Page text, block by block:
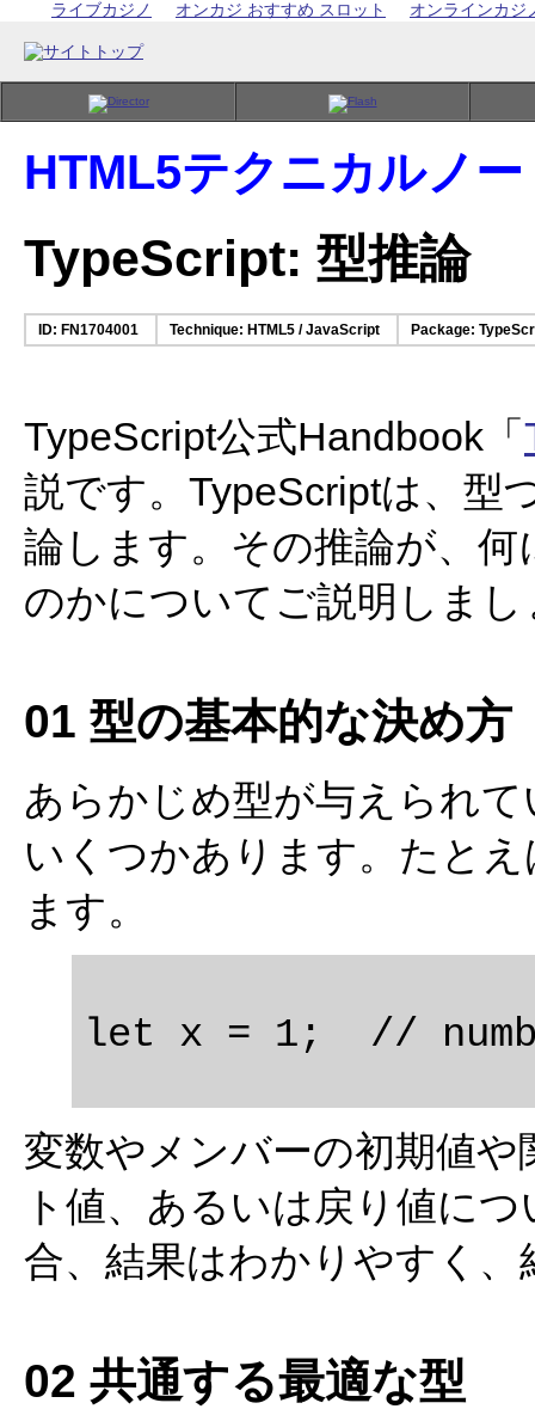
ライブカジノ オンカジ おすすめ スロット オンラインカジ
HTML5テクニカルノー
TypeScript: 型推論
ID: FN1704001 Technique: HTML5 / JavaScript Package:
TypeScript公式Handbook「
説です。TypeScriptは、型
論します。その推論が、
のかについてご説明しまし
01 型の基本的な決め方
あらかじめ型が与えられ
いくつかあります。たと
ます。
変数やメンバーの初期値
ト値、あるいは戻り値に
合、結果はわかりやすく
02 共通する最適な型